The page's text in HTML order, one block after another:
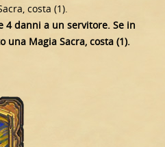
costa (1).
4 danni a un servitore. Se in
Magia Sacra, costa (1).